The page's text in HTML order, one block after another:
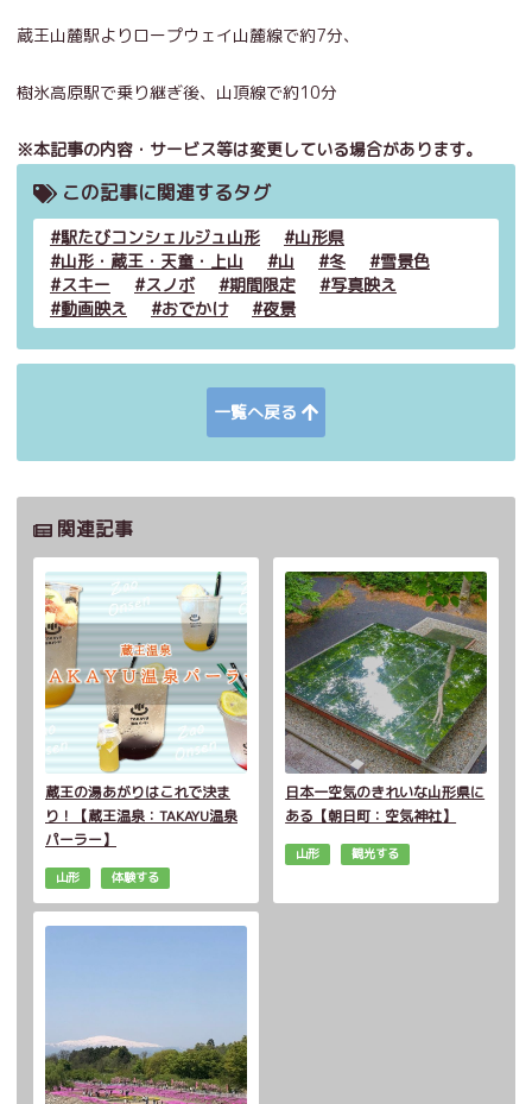
蔵王山麓駅よりロープウェイ山麓線で約7分、
樹氷高原駅で乗り継ぎ後、山頂線で約10分
※本記事の内容・サービス等は変更している場合があります。
この記事に関連するタグ
駅たびコンシェルジュ山形
山形県
山形・蔵王・天童・上山
山 冬
雪景色
スキー
スノボ 期間限定
写真映え
動画映え
おでかけ 夜景
一覧へ戻る
関連記事
蔵王の湯あがりはこれで決ま
り！【蔵王温泉：TAKAYU温泉
パーラー】
山形 体験する
日本一空気のきれいな山形県に
ある【朝日町：空気神社】
山形 観光する